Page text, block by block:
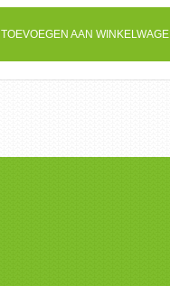
TOEVOEGEN AAN